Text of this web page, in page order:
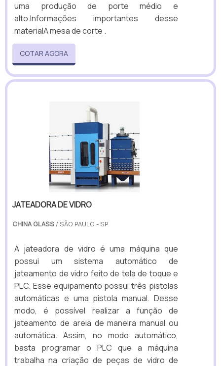
uma produção de porte médio e
alto.Informações importantes desse
materialA mesa de corte .
COTAR AGORA
JATEADORA DE VIDRO
CHINA GLASS / SÃO PAULO - SP
A jateadora de vidro é uma máquina que
possui um sistema automático de
jateamento de vidro feito de tela de toque e
PLC. Esse equipamento possui três pistolas
automáticas e uma pistola manual. Desse
modo, é possível realizar a função de
jateamento de areia de maneira manual ou
automática. Assim, no modo automático,
basta programar o PLC que a máquina
trabalha na criação de peças de vidro de